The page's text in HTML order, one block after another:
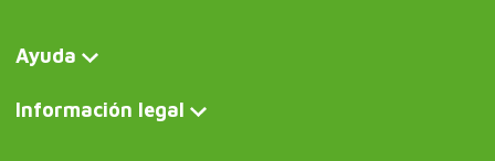
Ayuda
Información legal